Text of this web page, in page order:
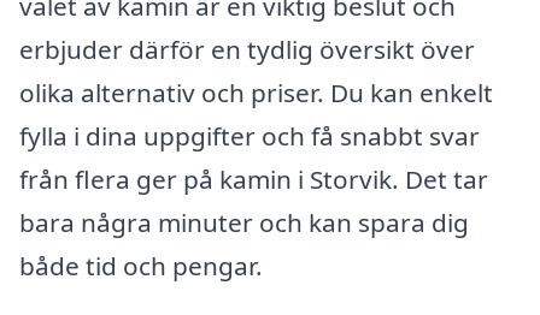
erbjuder därför en tydlig översikt över
olika alternativ och priser. Du kan enkelt
fylla i dina uppgifter och få snabbt svar
från flera ger på kamin i Storvik. Det tar
bara några minuter och kan spara dig
både tid och pengar.